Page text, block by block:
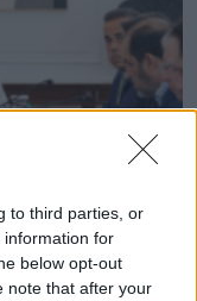
to third parties, or
information for
below opt-out
note that after your
– Πιο